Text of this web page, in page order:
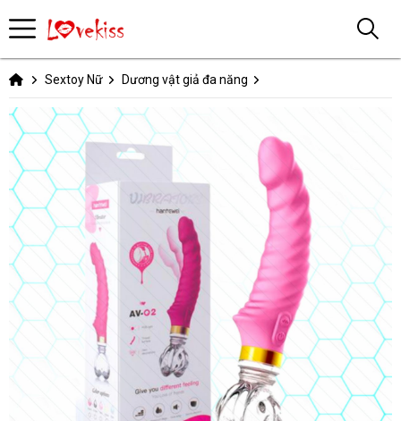
Sextoy Nữ Dương vật giả đa năng